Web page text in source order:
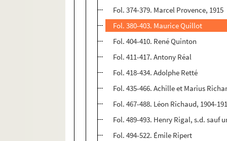
Fol. 374-379. Marcel Provence, 1915
Fol. 380-403. Maurice Quillot
Fol. 404-410. René Quinton
Fol. 411-417. Antony Réal
Fol. 418-434. Adolphe Retté
Fol. 435-466. Achille et Marius
Fol. 467-488. Léon Richaud, 1904-
Fol. 489-493. Henry Rigal, s.d. sauf
Fol. 494-522. Émile Ripert